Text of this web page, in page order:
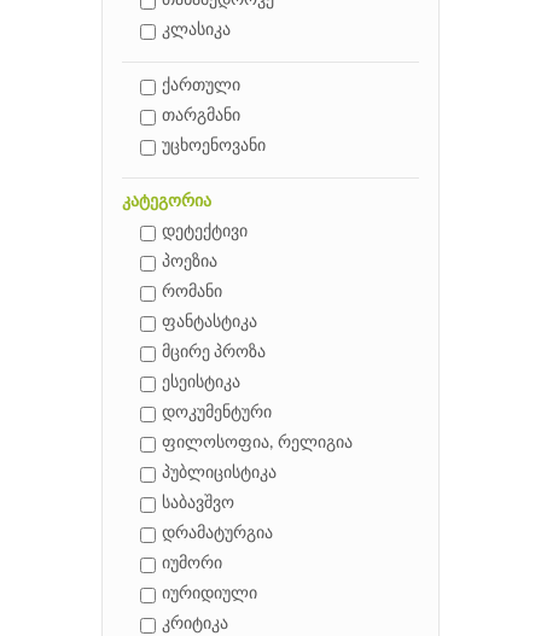
კლასიკა
ქართული
თარგმანი
უცხოენოვანი
კატეგორია
დეტექტივი
პოეზია
რომანი
ფანტასტიკა
მცირე პროზა
ესეისტიკა
დოკუმენტური
ფილოსოფია, რელიგია
პუბლიცისტიკა
საბავშვო
დრამატურგია
იუმორი
იურიდიული
კრიტიკა